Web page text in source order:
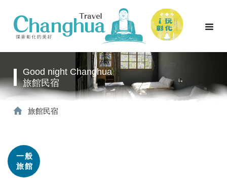
Good night Changhua
旅館民宿
旅館民宿
一般
旅館